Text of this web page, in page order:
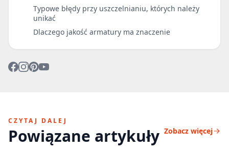
Typowe błędy przy uszczelnianiu, których należy
unikać
Dlaczego jakość armatury ma znaczenie
CZYTAJ DALEJ
Powiązane artykuły Zobacz więcej